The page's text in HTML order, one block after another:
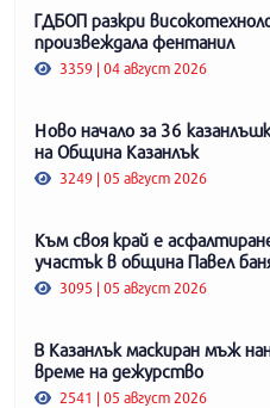
ГДБОП разкри
произвеждала фентанил
3359 | 04 август 2026
Ново начало за 36
на Община Казанлък
3249 | 05 август 2026
Към своя край е
участък в община Павел
3095 | 05 август 2026
В Казанлък маскиран мъж
време на дежурство
2541 | 05 август 2026